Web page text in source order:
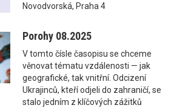
Novodvorská, Praha 4
Porohy 08.2025
V tomto čísle časopisu se chceme
věnovat tématu vzdálenosti — jak
geografické, tak vnitřní. Odcizení
Ukrajinců, kteří odjeli do zahraničí, se
stalo jedním z klíčových zážitků